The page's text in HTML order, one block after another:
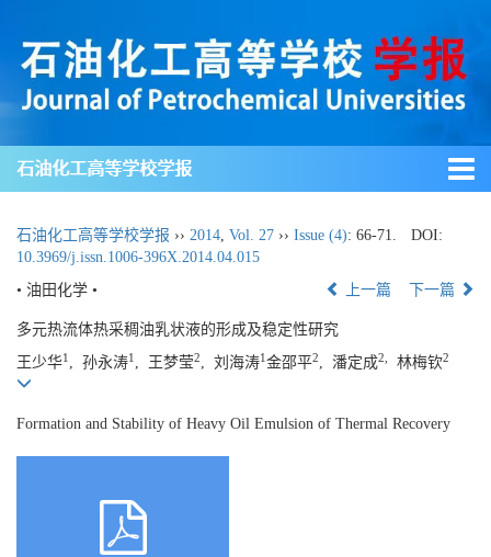
石油化工高等学校学报
石油化工高等学校学报 ›› 2014 Vol. 27 ›› Issue (4): 66-71.
DOI:
10.3969/j.issn.1006-396X.2014.04.015
• 油田化学 •
上一篇 下一篇
多元热流体热采稠油乳状液的形成及稳定性研究
王少华1 , 孙永涛1 , 王梦莹2, 刘海涛1 金邵平2, 潘定成2, 林梅钦2
Formation and Stability of Heavy Oil Emulsion of Thermal Recovery